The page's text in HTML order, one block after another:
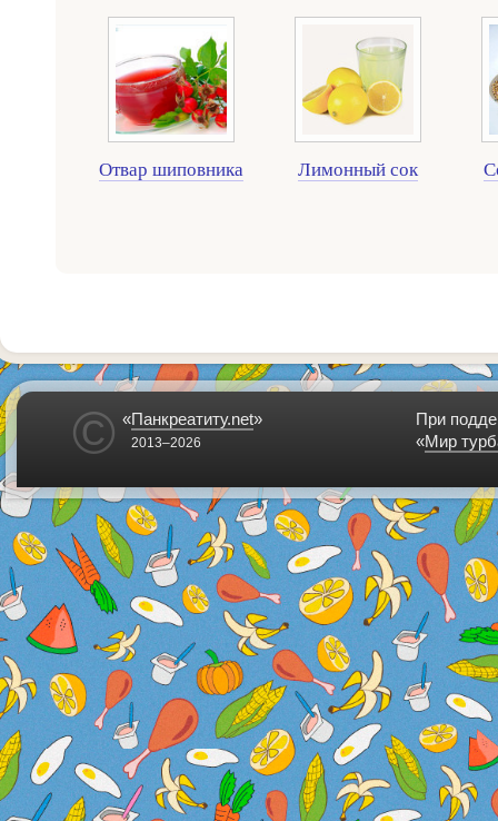
Отвар шиповника Лимонный сок
© «Панкреатиту.net»
2013–2026
При
«Мир